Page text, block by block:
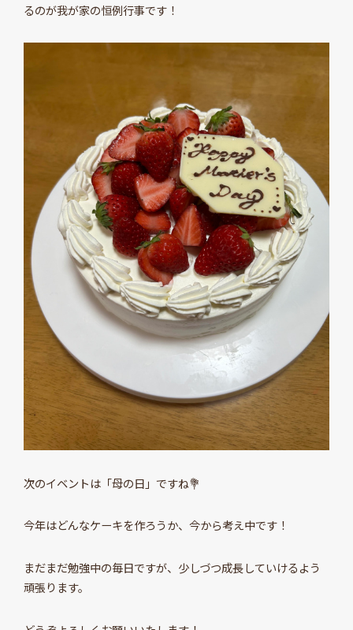
るのが我が家の恒例行事です！
次のイベントは「母の日」ですね💐
今年はどんなケーキを作ろうか、今から考え中です！
まだまだ勉強中の毎日ですが、少しづつ成長していけるよう
頑張ります。